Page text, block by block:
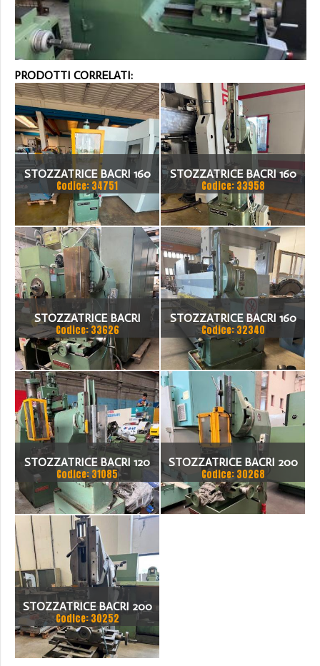
PRODOTTI CORRELATI:
STOZZATRICE BACRI 160
Codice: 34751
STOZZATRICE BACRI 160
Codice: 33958
STOZZATRICE BACRI
Codice: 33626
STOZZATRICE BACRI 160
Codice: 32340
STOZZATRICE BACRI 120
Codice: 31085
STOZZATRICE BACRI 200
Codice: 30268
STOZZATRICE BACRI 200
Codice: 30252